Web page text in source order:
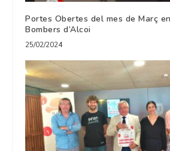
Portes Obertes del mes de Març
Bombers d’Alcoi
25/02/2024